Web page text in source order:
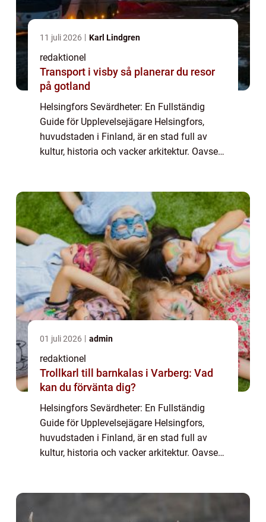
11 juli 2026 Karl Lindgren
redaktionel
Transport i visby så planerar du resor
på gotland
Helsingfors Sevärdheter: En Fullständig
Guide för Upplevelsejägare Helsingfors,
huvudstaden i Finland, är en stad full av
kultur, historia och vacker arkitektur. Oavsett
01 juli 2026 admin
redaktionel
Trollkarl till barnkalas i Varberg: Vad
kan du förvänta dig?
Helsingfors Sevärdheter: En Fullständig
Guide för Upplevelsejägare Helsingfors,
huvudstaden i Finland, är en stad full av
kultur, historia och vacker arkitektur. Oavsett